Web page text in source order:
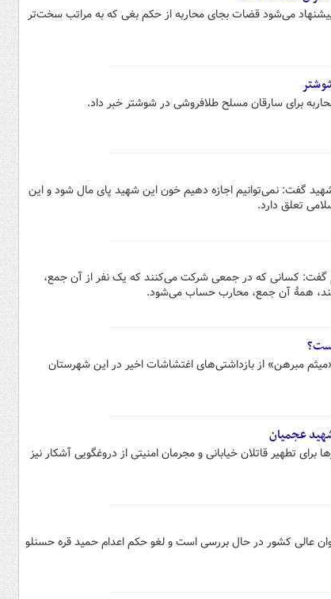
می‌شود قضات بجای محاربه از حکم بغی که به مراتب سخت‌تر
برای سارقان مسلح طلافروشی در شوشتر خبر داد.
گفت: نمی‌توانیم اجازه دهیم خون این شهید پای مال شود و این
تعلق دارد.
گفت: کسانی که در جمعی شرکت می‌کنند که یک نفر از آن جمع،
همۀ آن جمع، محارب حساب می‌شود.
مبرهن» از بازداشتی‌های اغتشاشات اخیر در این شهرستان
عجمیان
برای تطهیر قاتلان خیابانی و مجرمان امنیتی از دروغگویی آشکار نیز
عالی کشور در حال بررسی است و لغو حکم اعدام حمید قره حسنلو